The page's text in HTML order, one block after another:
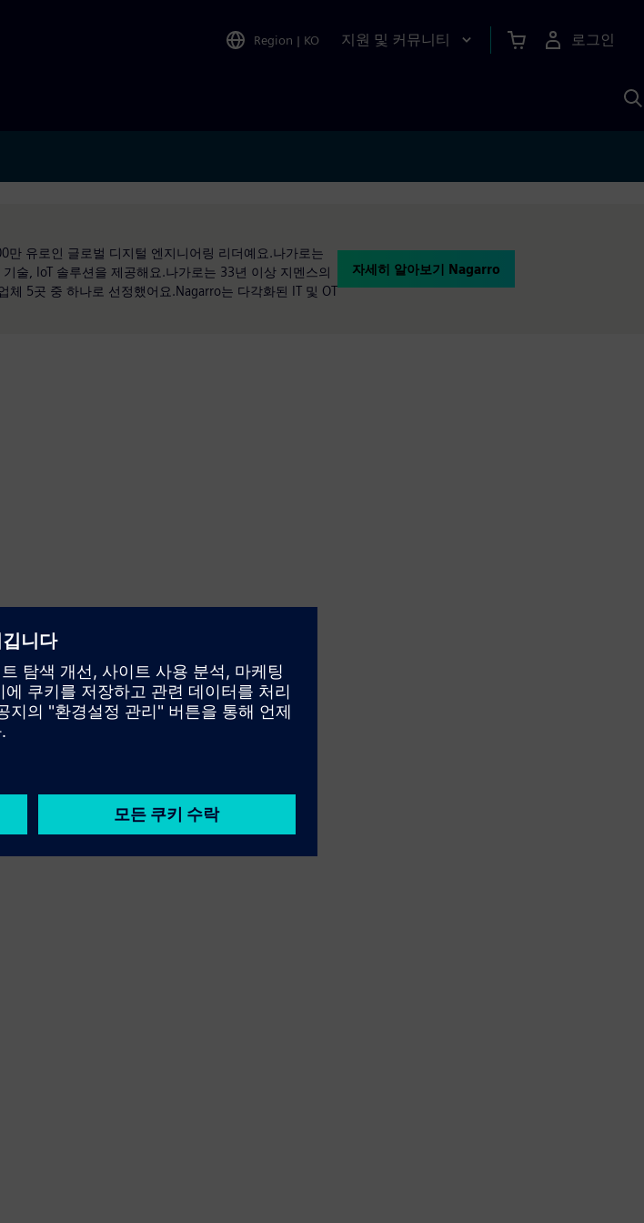
Region | KO 지원 및 커뮤니티 로그인
유로인 글로벌 디지털 엔지니어링 리더예요.나가로는
술, IoT 솔루션을 제공해요.나가로는 33년 이상 지멘스의
5곳 중 하나로 선정했어요.Nagarro는 다각화된 IT 및 OT
자세히 알아보기 Nagarro